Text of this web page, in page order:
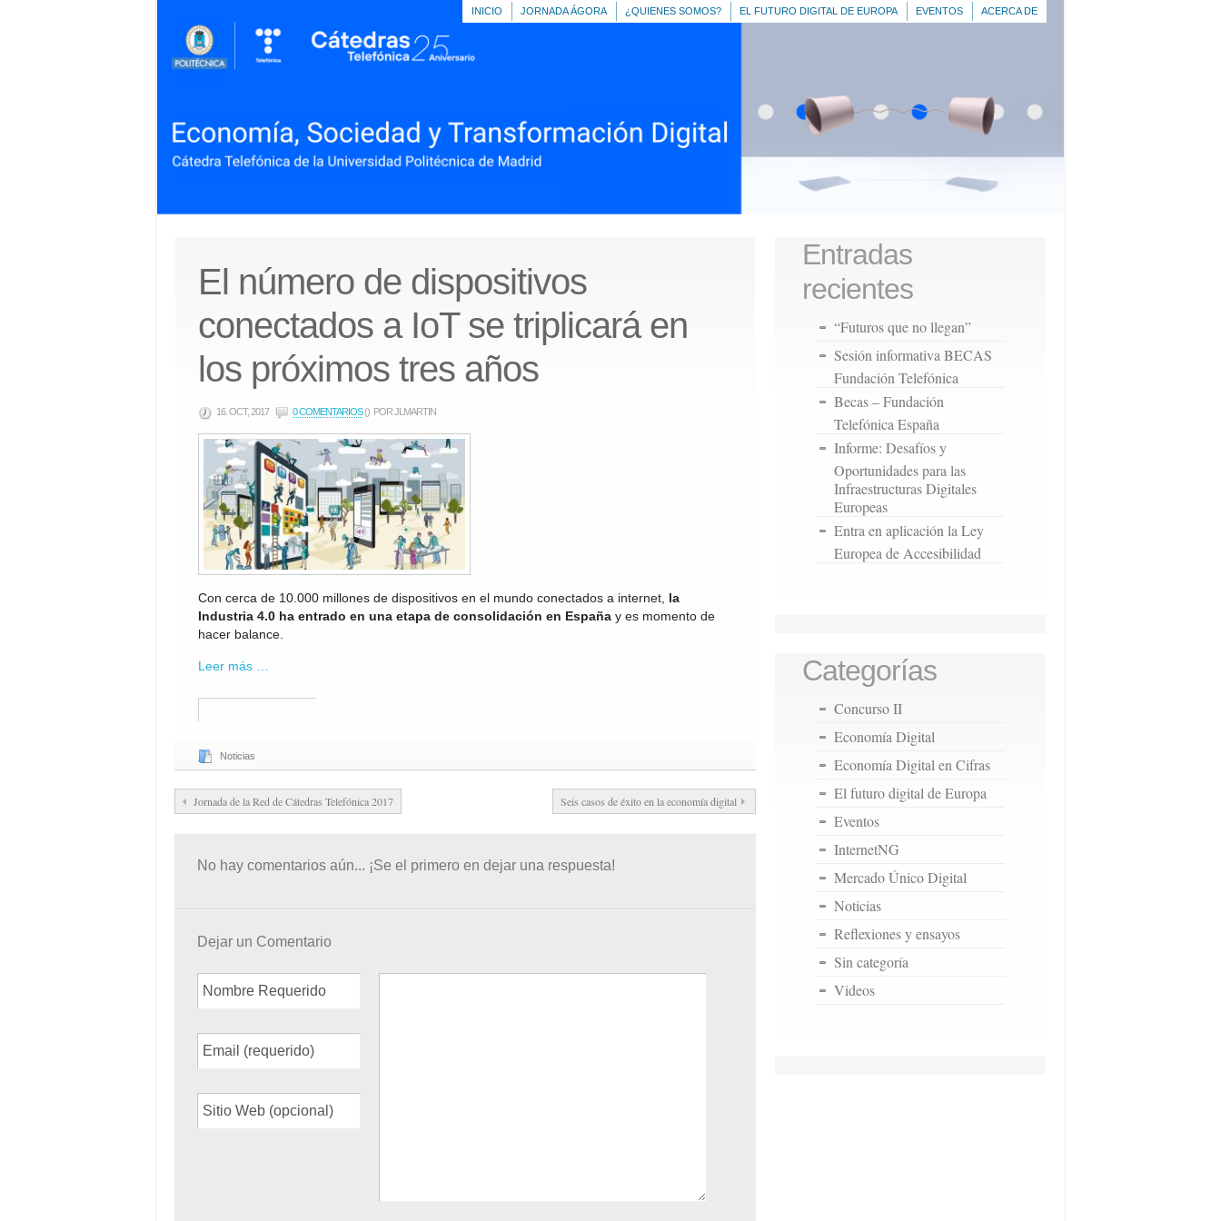
INICIO JORNADA ÁGORA ¿QUIENES SOMOS? EL FUTURO DIGITAL DE EUROPA EVENTOS ACERCA DE
El número de dispositivos
conectados a IoT se triplicará en
los próximos tres años
16. OCT, 2017 0 COMENTARIOS() POR JLMARTIN
Con cerca de 10.000 millones de dispositivos en el mundo conectados a internet, la
Industria 4.0 ha entrado en una etapa de consolidación en España y es momento de
hacer balance.
Leer más …
Noticias
Jornada de la Red de Cátedras Telefónica 2017 Seis casos de éxito en la economía digital
No hay comentarios aún... ¡Se el primero en dejar una respuesta!
Dejar un Comentario
Entradas
recientes
“Futuros que no llegan”
Sesión informativa BECAS
Fundación Telefónica
Becas – Fundación
Telefónica España
Informe: Desafíos y
Oportunidades para las
Infraestructuras Digitales
Europeas
Entra en aplicación la Ley
Europea de Accesibilidad
Categorías
Concurso II
Economía Digital
Economía Digital en Cifras
El futuro digital de Europa
Eventos
InternetNG
Mercado Único Digital
Noticias
Reflexiones y ensayos
Sin categoría
Videos